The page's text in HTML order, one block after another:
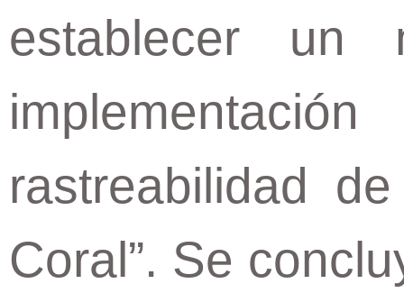
establecer un
rastreabilidad
Coral”. Se